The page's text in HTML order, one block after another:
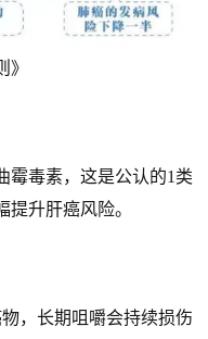
霉毒素，这是公认的1类
升肝癌风险。
，长期咀嚼会持续损伤